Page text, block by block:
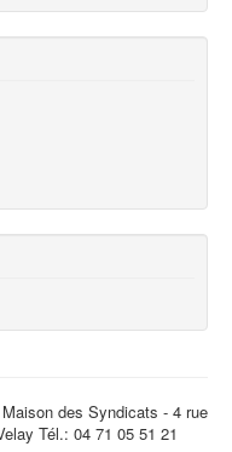
des Syndicats - 4 rue
Tél.: 04 71 05 51 21